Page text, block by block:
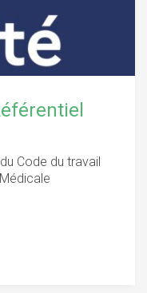
Code du travail